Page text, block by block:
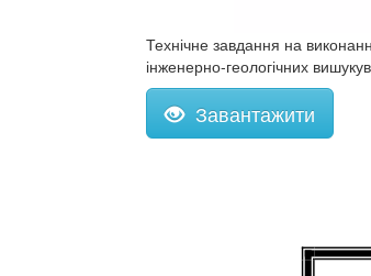
Технічне завдання на
інженерно-геологічних
Завантажити